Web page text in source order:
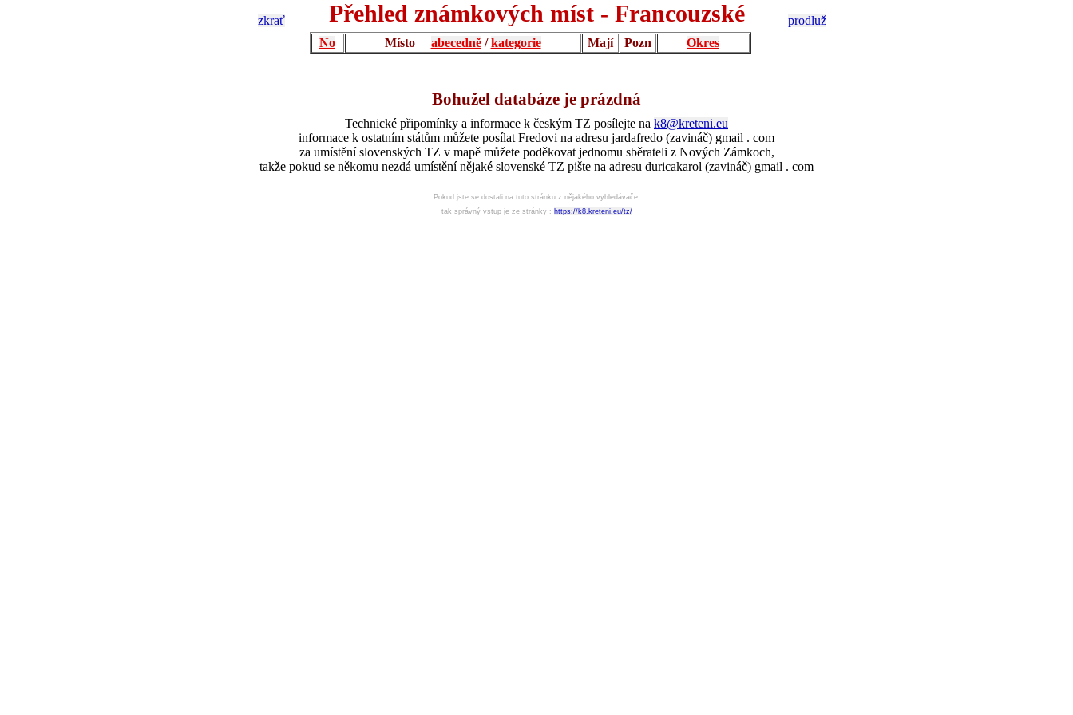
zkrať Přehled známkových míst - Francouzské
prodluž
No
Místo abecedně/kategorie Mají Pozn Okres
Bohužel databáze je prázdná
Technické připomínky a informace k českým TZ posílejte na k8@kreteni.eu
informace k ostatním státům můžete posílat Fredovi na adresu jardafredo (zavináč) gmail . com
za umístění slovenských TZ v mapě můžete poděkovat jednomu sběrateli z Nových Zámkoch,
takže pokud se někomu nezdá umístění nějaké slovenské TZ pište na adresu duricakarol (zavináč) gmail . com
Pokud jste se dostali na tuto stránku z nějakého vyhledávače,
tak správný vstup je ze stránky : https://k8.kreteni.eu/tz/